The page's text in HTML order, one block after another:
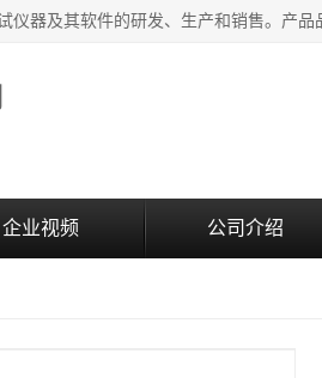
企业视频 公司介绍